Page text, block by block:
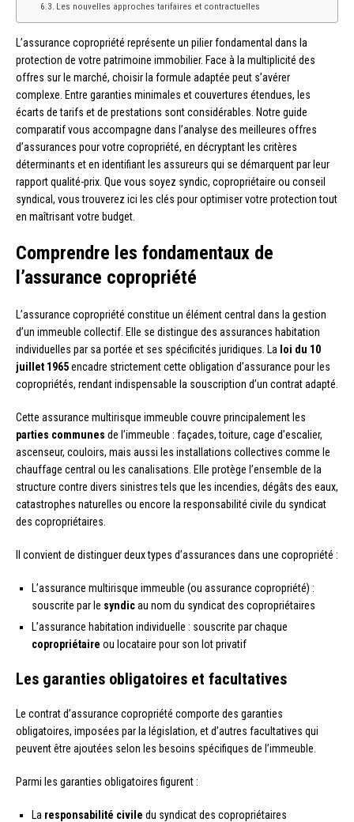
Les nouvelles approches tarifaires et contractuelles
L’assurance copropriété représente un pilier fondamental dans la
protection de votre patrimoine immobilier. Face à la multiplicité des
offres sur le marché, choisir la formule adaptée peut s’avérer
complexe. Entre garanties minimales et couvertures étendues, les
écarts de tarifs et de prestations sont considérables. Notre guide
comparatif vous accompagne dans l’analyse des meilleures offres
d’assurances pour votre copropriété, en décryptant les critères
déterminants et en identifiant les assureurs qui se démarquent par leur
rapport qualité-prix. Que vous soyez syndic, copropriétaire ou conseil
syndical, vous trouverez ici les clés pour optimiser votre protection tout
en maîtrisant votre budget.
Comprendre les fondamentaux de
l’assurance copropriété
L’assurance copropriété constitue un élément central dans la gestion
d’un immeuble collectif. Elle se distingue des assurances habitation
individuelles par sa portée et ses spécificités juridiques. La loi du 10
juillet 1965encadre strictement cette obligation d’assurance pour les
copropriétés, rendant indispensable la souscription d’un contrat adapté.
Cette assurance multirisque immeuble couvre principalement les
parties communes de l’immeuble : façades, toiture, cage d’escalier,
ascenseur, couloirs, mais aussi les installations collectives comme le
chauffage central ou les canalisations. Elle protège l’ensemble de la
structure contre divers sinistres tels que les incendies, dégâts des eaux,
catastrophes naturelles ou encore la responsabilité civile du syndicat
des copropriétaires.
Il convient de distinguer deux types d’assurances dans une copropriété :
L’assurance multirisque immeuble (ou assurance copropriété) :
souscrite par le syndicau nom du syndicat des copropriétaires
L’assurance habitation individuelle : souscrite par chaque
copropriétaire ou locataire pour son lot privatif
Les garanties obligatoires et facultatives
Le contrat d’assurance copropriété comporte des garanties
obligatoires, imposées par la législation, et d’autres facultatives qui
peuvent être ajoutées selon les besoins spécifiques de l’immeuble.
Parmi les garanties obligatoires figurent :
La responsabilité civile du syndicat des copropriétaires